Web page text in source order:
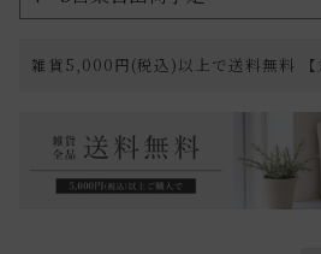
雑貨5,000円(税込)以上で送料無料 【